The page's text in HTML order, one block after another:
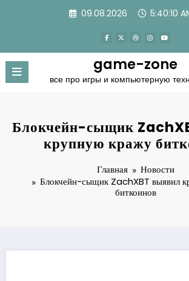
09.08.2026 5:40:10
game-zone
все про игры и компьютерную
Блокчейн-сыщик
крупную кражу
Главная
Новости
Блокчейн-сыщик ZachXBT выявил
биткоинов